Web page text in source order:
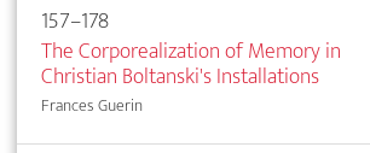
157–178
The Corporealization of Memory in
Christian Boltanski's Installations
Frances Guerin